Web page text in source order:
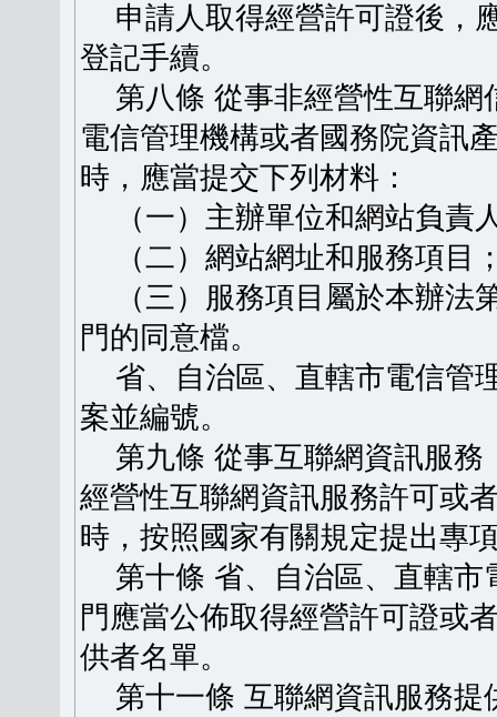
申請人取得經營許可證後，
登記手續。
第八條 從事非經營性互聯網
電信管理機構或者國務院資訊
時，應當提交下列材料：
（一）主辦單位和網站負責
（二）網站網址和服務項目
（三）服務項目屬於本辦法
門的同意檔。
省、自治區、直轄市電信管
案並編號。
第九條 從事互聯網資訊服務
經營性互聯網資訊服務許可或
時，按照國家有關規定提出專
第十條 省、自治區、直轄市
門應當公佈取得經營許可證或
供者名單。
第十一條 互聯網資訊服務提